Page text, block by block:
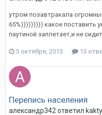
утром позавтракала
65%))))))))) какое поставить
паутиной заплетает,и не
3 октября, 2013 13
Перепись населения
александр342 ответил